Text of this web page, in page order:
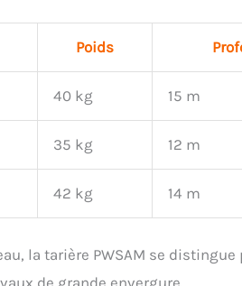
Poids
40 kg 15 m
35 kg 12 m
42 kg 14 m
la tarière PWSAM se